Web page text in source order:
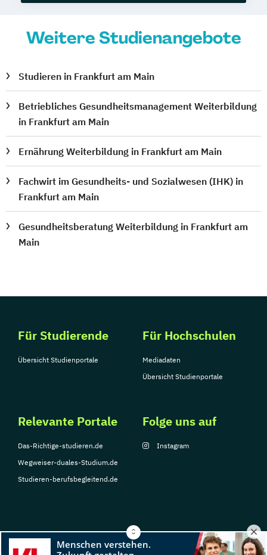
Weitere Studienangebote
Studieren in Frankfurt am Main
Betriebliches Gesundheitsmanagement Weiterbildung
in Frankfurt am Main
Ernährung Weiterbildung in Frankfurt am Main
Fachwirt im Gesundheits- und Sozialwesen (IHK) in
Frankfurt am Main
Gesundheitsberatung Weiterbildung in Frankfurt am
Main
Für Studierende
Übersicht Studienportale
Für Hochschulen
Mediadaten
Übersicht Studienportale
Relevante Portale
Das-Richtige-studieren.de
Wegweiser-duales-Studium.de
Studieren-berufsbegleitend.de
Folge uns auf
Instagram